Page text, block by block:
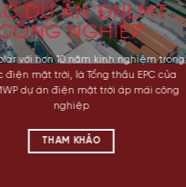
DỰ ÁN ĐNLMT
NGHIỆP
với hơn 10 năm kinh nghiệm trong
điện mặt trời, là Tổng thầu EPC của
dự án điện mặt trời áp mái công
nghiệp
THAM KHẢO